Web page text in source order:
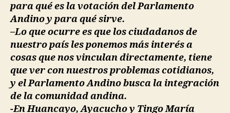
para qué es la votación del Parlamento
Andino y para qué sirve.
–Lo que ocurre es que los ciudadanos de
nuestro país les ponemos más interés a
cosas que nos vinculan directamente, tiene
que ver con nuestros problemas cotidianos,
y el Parlamento Andino busca la integración
de la comunidad andina.
-En Huancayo, Ayacucho y Tingo María